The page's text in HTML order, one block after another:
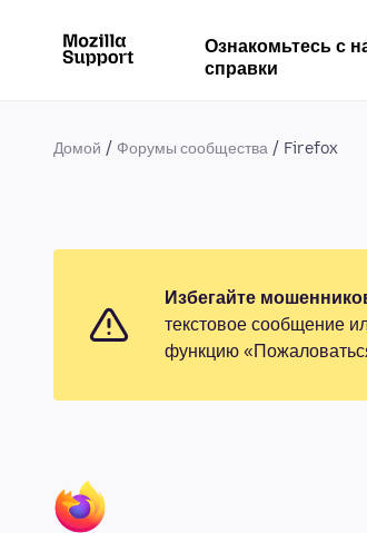
Ознакомьтесь с
справки
Домой Форумы сообщества Firefox
Избегайте
текстовое сообщение
функцию